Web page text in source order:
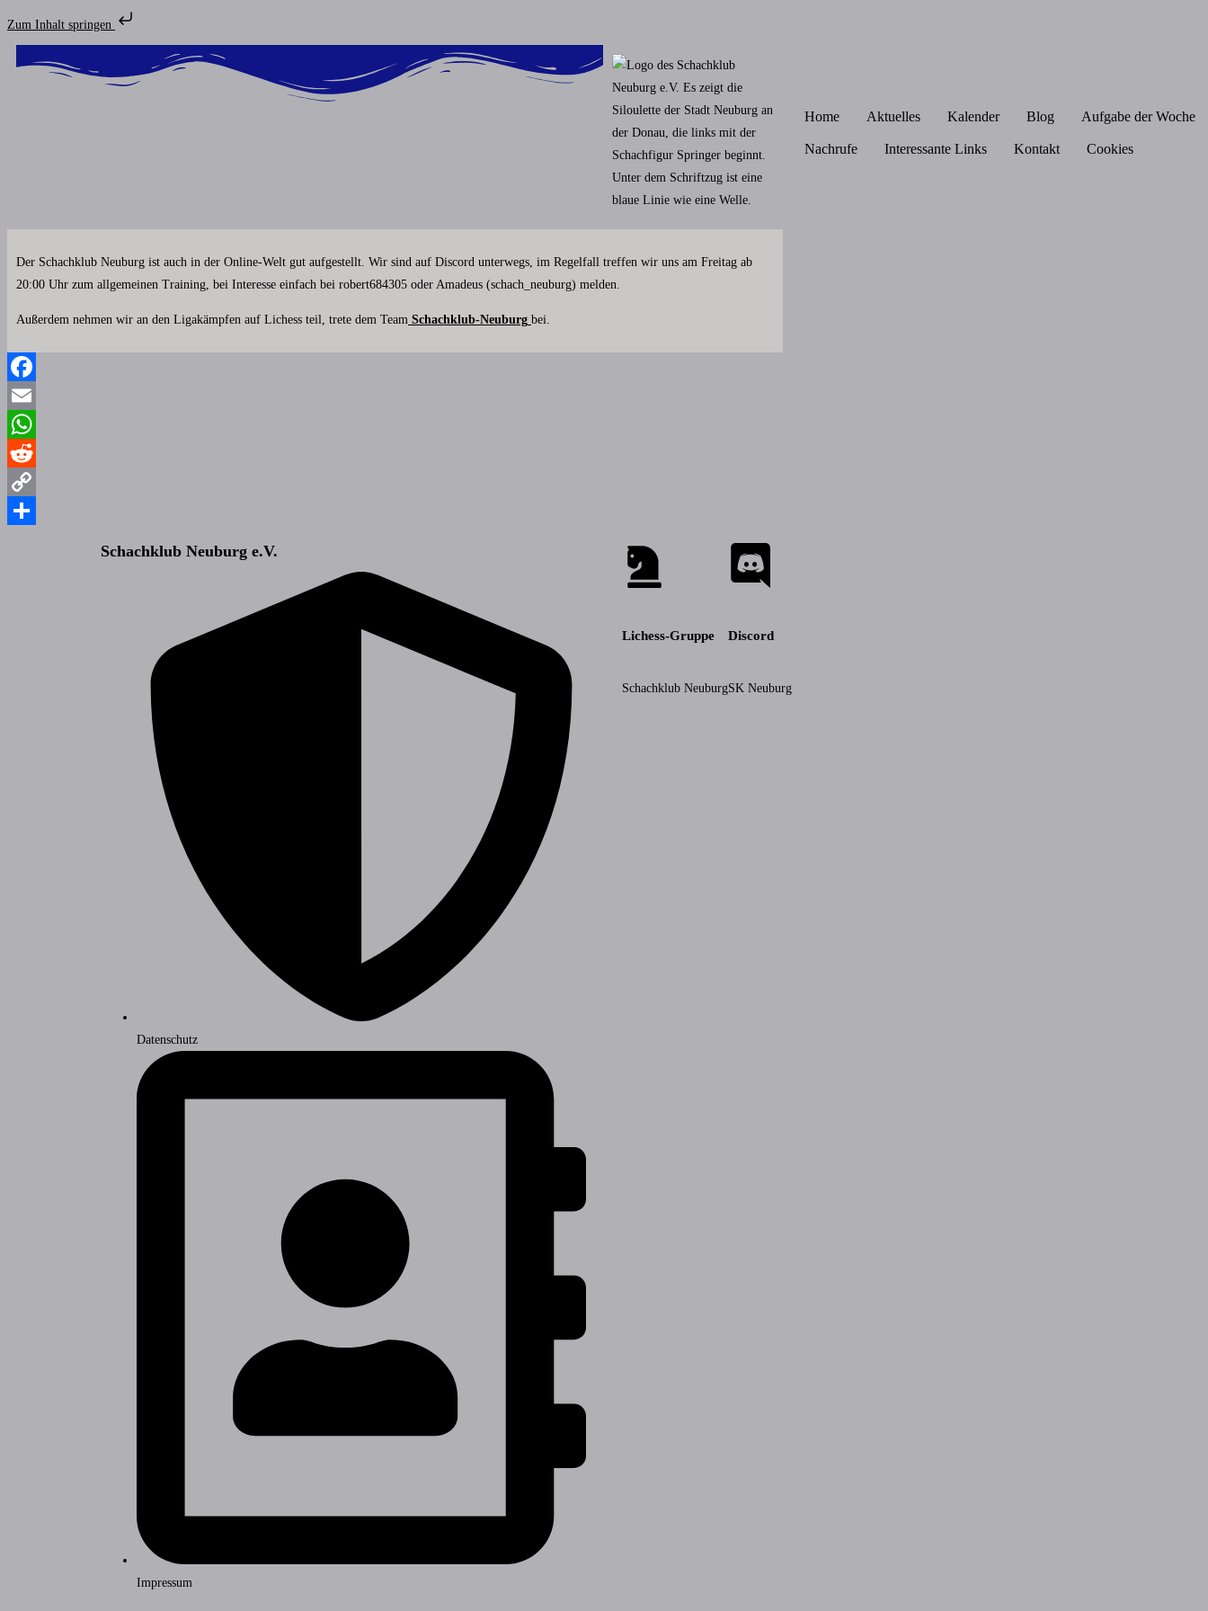
Zum Inhalt springen
Home Aktuelles Kalender Blog Aufgabe der Woche
Nachrufe Interessante Links Kontakt Cookies
Der Schachklub Neuburg ist auch in der Online-Welt gut aufgestellt. Wir sind auf Discord unterwegs, im Regelfall treffen wir uns am Freitag ab
20:00 Uhr zum allgemeinen Training, bei Interesse einfach bei robert684305 oder Amadeus (schach_neuburg) melden.
Außerdem nehmen wir an den Ligakämpfen auf Lichess teil, trete dem Team Schachklub-Neuburg bei.
Facebook
Email
WhatsApp
Reddit
Copy
Schachklub Neuburg e.V.
Datenschutz
Impressum
Lichess-Gruppe
Schachklub Neuburg
Discord
SK Neuburg